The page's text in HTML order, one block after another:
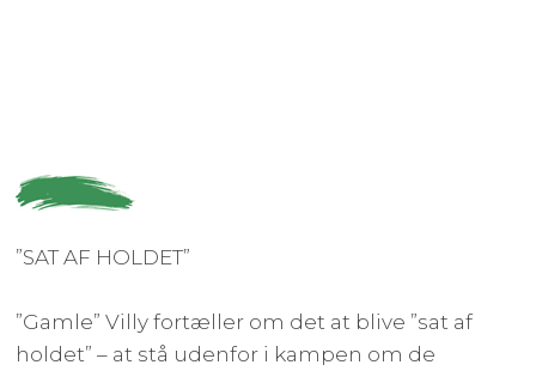
”SAT AF HOLDET”
”Gamle” Villy fortæller om det at blive ”sat af
holdet” – at stå udenfor i kampen om de